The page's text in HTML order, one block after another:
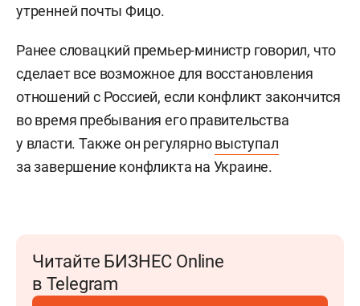
утренней почты Фицо.
Ранее словацкий премьер-министр говорил, что
сделает все возможное для восстановления
отношений с Россией, если конфликт закончится
во время пребывания его правительства
у власти. Также он регулярновыступал
за завершение конфликта на Украине.
Читайте БИЗНЕС Online
в Telegram